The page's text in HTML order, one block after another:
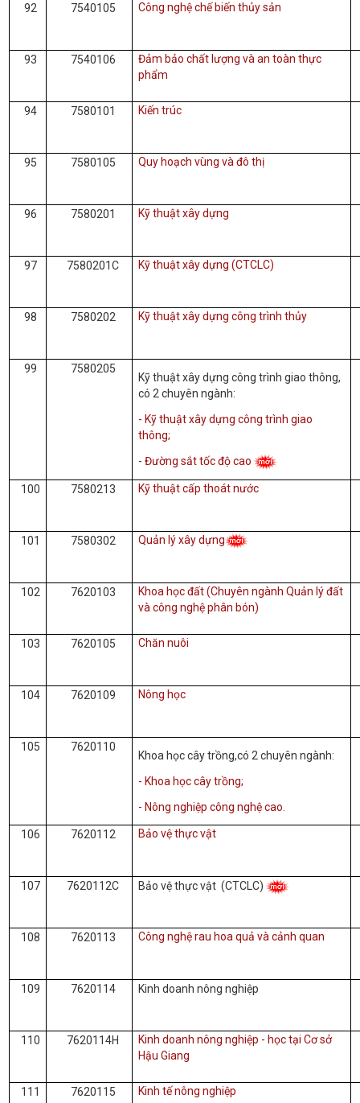
92 7540105 Công nghệ chế biến thủy sản
93 7540106
Đảm bảo chất lượng và an toàn thực
phẩm
94 7580101 Kiến trúc
95 7580105 Quy hoạch vùng và đô thị
96 7580201 Kỹ thuật xây dựng
97 7580201C Kỹ thuật xây dựng (CTCLC)
98 7580202 Kỹ thuật xây dựng công trình thủy
99 7580205
Kỹ thuật xây dựng công trình giao thông,
có 2 chuyên ngành:
- Kỹ thuật xây dựng công trình giao
thông;
-Đường sắt tốc độ cao
100 7580213 Kỹ thuật cấp thoát nước
101 7580302 Quản lý xây dựng
102 7620103
Khoa học đất (Chuyên ngành Quản lý đất
và công nghệ phân bón)
103 7620105 Chăn nuôi
104 7620109 Nông học
105 7620110
Khoa học cây trồng,có 2 chuyên ngành:
- Khoa học cây trồng;
- Nông nghiệp công nghệ cao.
106 7620112 Bảo vệ thực vật
107 7620112C Bảo vệ thựcvật (CTCLC)
108 7620113 Công nghệ rau hoa quả và cảnh quan
109 7620114 Kinh doanh nông nghiệp
110 7620114H
Kinh doanh nông nghiệp - học tại Cơ sở
Hậu Giang
111 7620115 Kinh tế nông nghiệp